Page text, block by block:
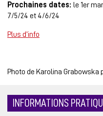
Prochaines dates: le 1er
7/5/24 et 4/6/24
Plus d’info
Photo de Karolina Grabowska
INFORMATIONS